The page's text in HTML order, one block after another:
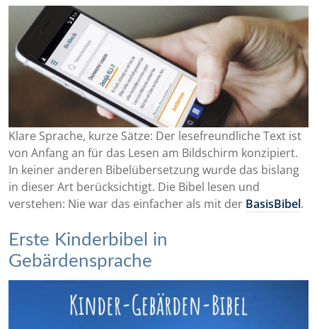
Klare Sprache, kurze Sätze: Der lesefreundliche Text ist
von Anfang an für das Lesen am Bildschirm konzipiert.
In keiner anderen Bibelübersetzung wurde das bislang
in dieser Art berücksichtigt. Die Bibel lesen und
verstehen: Nie war das einfacher als mit der BasisBibel.
Erste Kinderbibel in
Gebärdensprache